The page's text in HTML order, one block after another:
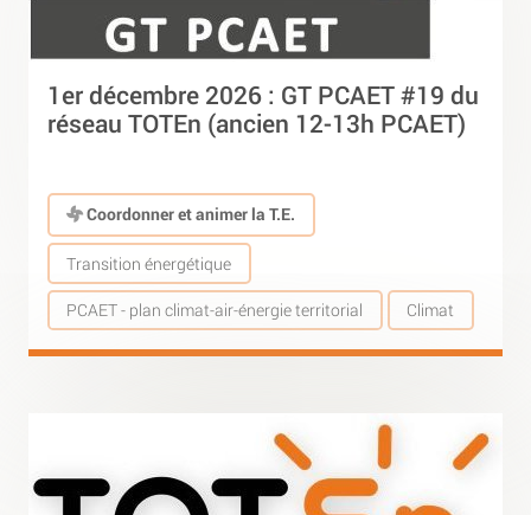
1er décembre 2026 : GT PCAET #19 du
réseau TOTEn (ancien 12-13h PCAET)
Coordonner et animer la T.E.
Transition énergétique
PCAET - plan climat-air-énergie territorial Climat